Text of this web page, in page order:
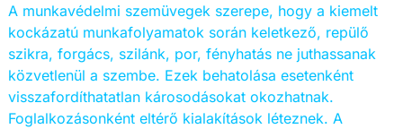
A munkavédelmi szemüvegek szerepe, hogy a kiemelt
kockázatú munkafolyamatok során keletkező, repülő
szikra, forgács, szilánk, por, fényhatás ne juthassanak
közvetlenül a szembe. Ezek behatolása esetenként
visszafordíthatatlan károsodásokat okozhatnak.
Foglalkozásonként eltérő kialakítások léteznek. A